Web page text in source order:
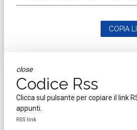
COPIA
close
Codice Rss
Clicca sul pulsante per copiare il link
appunti.
RSS link